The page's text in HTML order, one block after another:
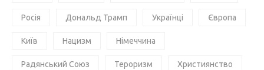
Росія Дональд Трамп Українці Європа
Київ Нацизм Німеччина
Радянський Союз Тероризм Християнство